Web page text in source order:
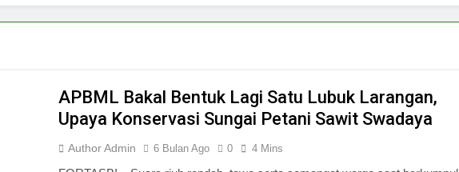
APBML Bakal Bentuk Lagi Satu Lubuk Larangan,
Upaya Konservasi Sungai Petani Sawit Swadaya
Author Admin 6 Bulan Ago 0 4 Mins